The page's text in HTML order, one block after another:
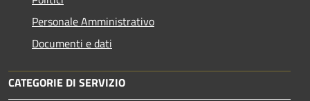
Personale Amministrativo
Documenti e dati
CATEGORIE DI SERVIZIO